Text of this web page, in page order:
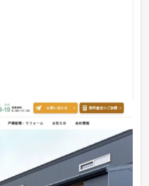
3つの事業を柱とする不動産
ジでは、一般的に抱えが